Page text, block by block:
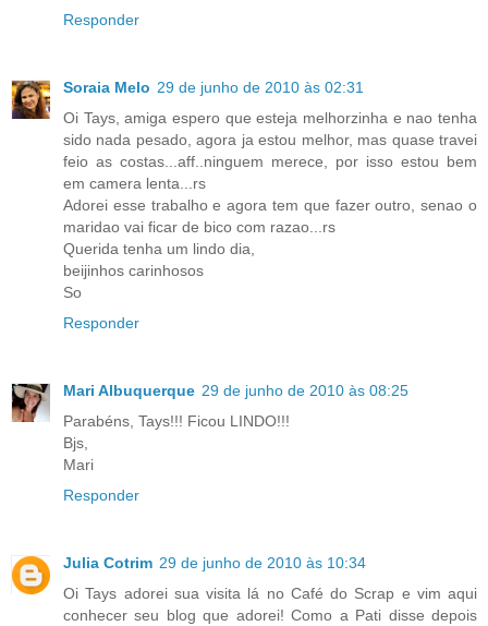
Responder
Soraia Melo 29 de junho de 2010 às 02:31
Oi Tays, amiga espero que esteja melhorzinha e nao tenha
sido nada pesado, agora ja estou melhor, mas quase travei
feio as costas...aff..ninguem merece, por isso estou bem
em camera lenta...rs
Adorei esse trabalho e agora tem que fazer outro, senao o
maridao vai ficar de bico com razao...rs
Querida tenha um lindo dia,
beijinhos carinhosos
So
Responder
Mari Albuquerque 29 de junho de 2010 às 08:25
Parabéns, Tays!!! Ficou LINDO!!!
Bjs,
Mari
Responder
Julia Cotrim 29 de junho de 2010 às 10:34
Oi Tays adorei sua visita lá no Café do Scrap e vim aqui
conhecer seu blog que adorei! Como a Pati disse depois